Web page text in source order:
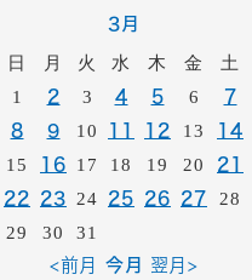
3月
日 月 火 水 木 金
土
1
2 3 4 5 6
7
8
9 10 11 12 13 14
15 16 17 18 19 20
21
22
23 24 25 26 27
28
29
30 31
<前月 今月 翌月>